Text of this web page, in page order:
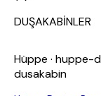
DUŞAKABİNLER
Hüppe ·
dusakabin